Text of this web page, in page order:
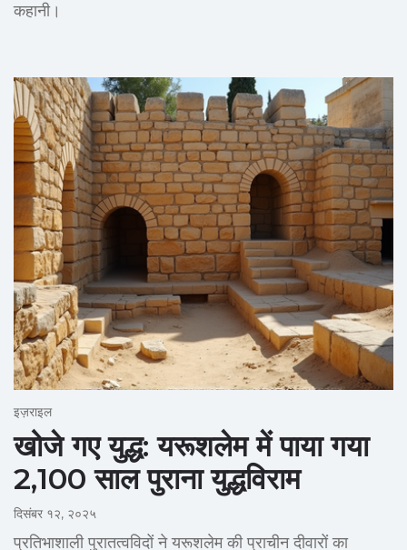
कहानी।
इज़राइल
खोजे गए युद्ध: यरूशलेम में पाया गया
2,100 साल पुराना युद्धविराम
दिसंबर १२, २०२५
प्रतिभाशाली पुरातत्वविदों ने यरूशलेम की प्राचीन दीवारों का